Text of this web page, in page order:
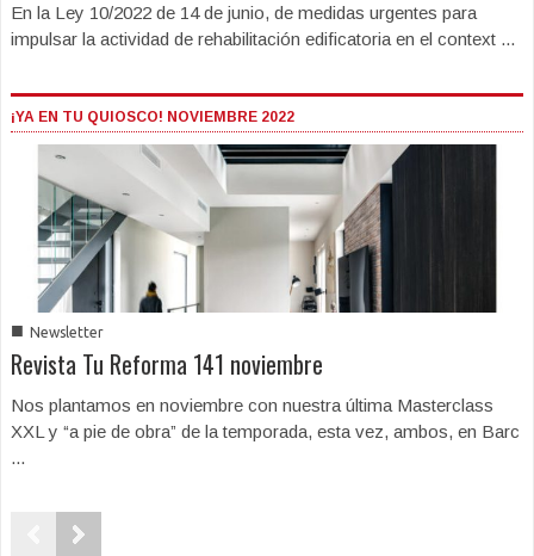
En la Ley 10/2022 de 14 de junio, de medidas urgentes para
impulsar la actividad de rehabilitación edificatoria en el context ...
¡YA EN TU QUIOSCO! NOVIEMBRE 2022
■ Newsletter
Revista Tu Reforma 141 noviembre
Nos plantamos en noviembre con nuestra última Masterclass
XXL y “a pie de obra” de la temporada, esta vez, ambos, en Barc
...